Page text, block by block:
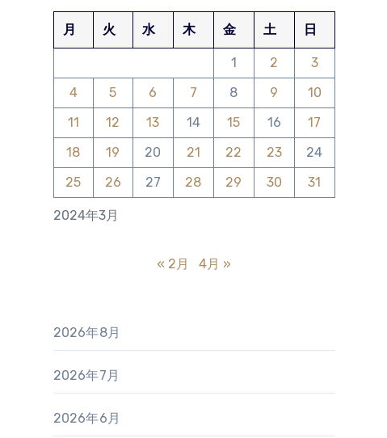
2024年3月
月 火 水 木 金 土 日
1 2
3
4
5 6 7 8 9
10
11
12 13 14 15 16
17
18
19 20 21 22 23
24
25
26 27 28 29 30 31
« 2月 4月 »
2026年8月
2026年7月
2026年6月